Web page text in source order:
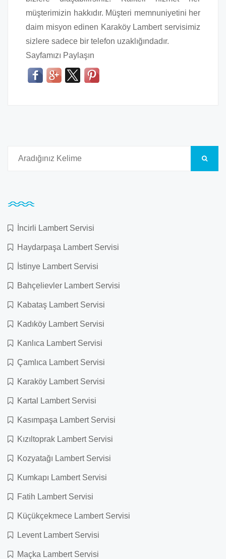
müşterimizin hakkıdır. Müşteri memnuniyetini her
daim misyon edinen Karaköy Lambert servisimiz
sizlere sadece bir telefon uzaklığındadır.
Sayfamızı Paylaşın
İncirli Lambert Servisi
Haydarpaşa Lambert Servisi
İstinye Lambert Servisi
Bahçelievler Lambert Servisi
Kabataş Lambert Servisi
Kadıköy Lambert Servisi
Kanlıca Lambert Servisi
Çamlıca Lambert Servisi
Karaköy Lambert Servisi
Kartal Lambert Servisi
Kasımpaşa Lambert Servisi
Kızıltoprak Lambert Servisi
Kozyatağı Lambert Servisi
Kumkapı Lambert Servisi
Fatih Lambert Servisi
Küçükçekmece Lambert Servisi
Levent Lambert Servisi
Maçka Lambert Servisi